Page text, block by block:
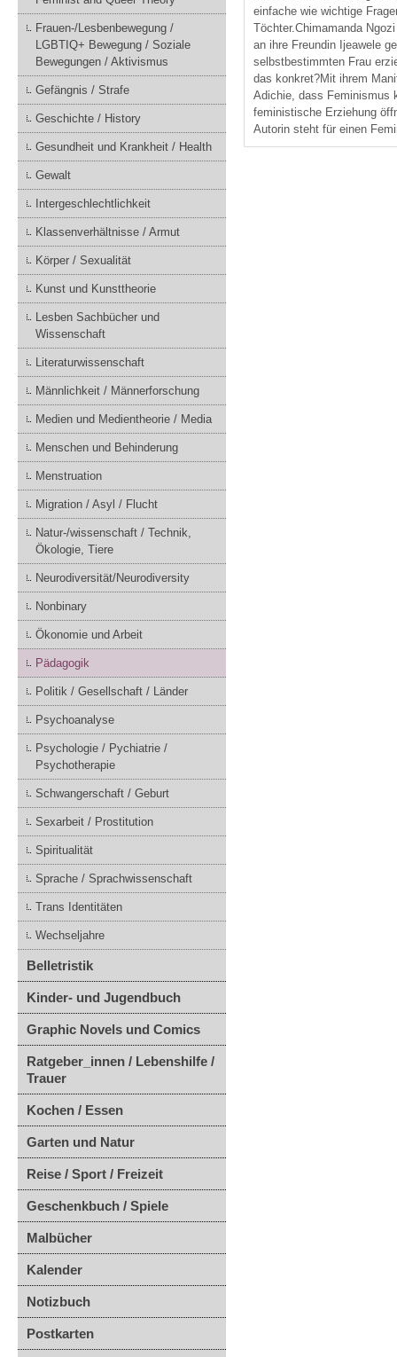
Frauen-/Lesbenbewegung /
LGBTIQ+ Bewegung / Soziale
Bewegungen / Aktivismus
Gefängnis / Strafe
Geschichte / History
Gesundheit und Krankheit / Health
Gewalt
Intergeschlechtlichkeit
Klassenverhältnisse / Armut
Körper / Sexualität
Kunst und Kunsttheorie
Lesben Sachbücher und
Wissenschaft
Literaturwissenschaft
Männlichkeit / Männerforschung
Medien und Medientheorie / Media
Menschen und Behinderung
Menstruation
Migration / Asyl / Flucht
Natur-/wissenschaft / Technik,
Ökologie, Tiere
Neurodiversität/Neurodiversity
Nonbinary
Ökonomie und Arbeit
Pädagogik
Politik / Gesellschaft / Länder
Psychoanalyse
Psychologie / Pychiatrie /
Psychotherapie
Schwangerschaft / Geburt
Sexarbeit / Prostitution
Spiritualität
Sprache / Sprachwissenschaft
Trans Identitäten
Wechseljahre
Belletristik
Kinder- und Jugendbuch
Graphic Novels und Comics
Ratgeber_innen / Lebenshilfe /
Trauer
Kochen / Essen
Garten und Natur
Reise / Sport / Freizeit
Geschenkbuch / Spiele
Malbücher
Kalender
Notizbuch
Postkarten
einfache wie wichtige
Töchter.Chimamanda
an ihre Freundin Ijeawele
selbstbestimmten Frau
das konkret?Mit ihrem
Adichie, dass Feminismus
feministische Erziehung
Autorin steht für einen